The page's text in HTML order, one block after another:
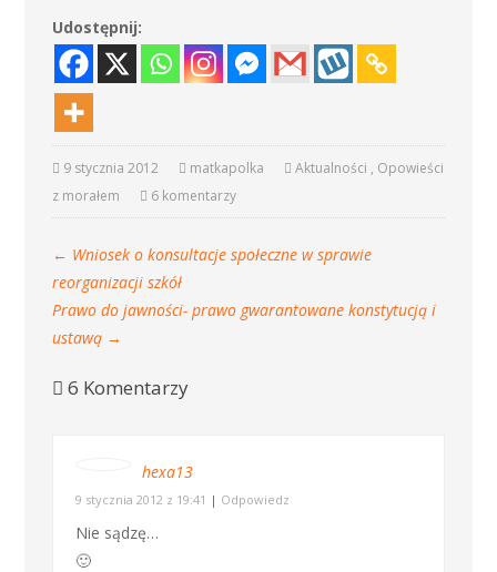
Udostępnij:
9 stycznia 2012 matkapolka Aktualności , Opowieści
z morałem
6 komentarzy
← Wniosek o konsultacje społeczne w sprawie
reorganizacji szkół
Prawo do jawności- prawo gwarantowane konstytucją i
ustawą →
6 Komentarzy
hexa13
9 stycznia 2012 z 19:41 | Odpowiedz
Nie sądzę…
🙂